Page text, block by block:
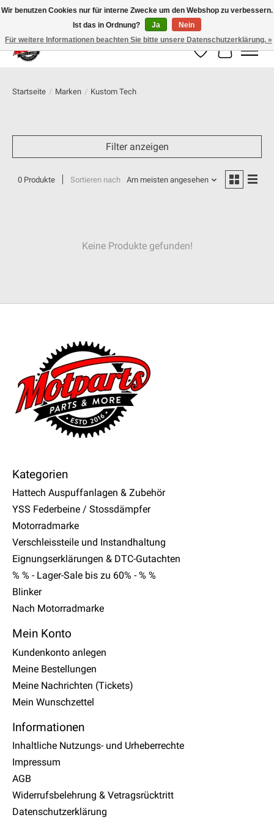
100% schweizer Onlineshop für Dein Motorrad
Wunschzettel
Ihr
Startseite / Marken / Kustom Tech
Filter anzeigen
0 Produkte Sortieren nach Am meisten angesehen
Keine Produkte gefunden!
Kategorien
Hattech Auspuffanlagen & Zubehör
YSS Federbeine / Stossdämpfer
Motorradmarke
Verschleissteile und Instandhaltung
Eignungserklärungen & DTC-Gutachten
% % - Lager-Sale bis zu 60% - % %
Blinker
Nach Motorradmarke
Mein Konto
Kundenkonto anlegen
Meine Bestellungen
Meine Nachrichten (Tickets)
Mein Wunschzettel
Informationen
Inhaltliche Nutzungs- und Urheberrechte
Impressum
AGB
Widerrufsbelehrung & Vetragsrücktritt
Datenschutzerklärung
Wir benutzen Cookies nur für interne Zwecke um den Webshop zu verbessern.
Ist das in Ordnung?
Ja
Nein
Für weitere Informationen beachten Sie bitte unsere Datenschutzerklärung. »